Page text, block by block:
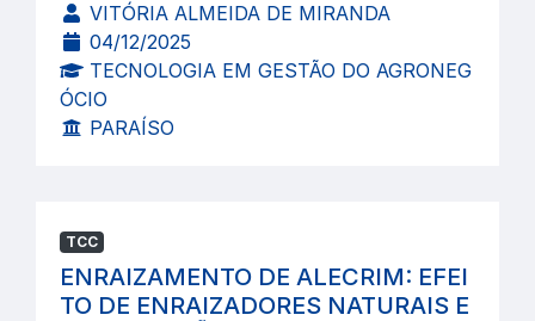
VITÓRIA ALMEIDA DE MIRANDA
04/12/2025
TECNOLOGIA EM GESTÃO DO AGRONEG
ÓCIO
PARAÍSO
TCC
ENRAIZAMENTO DE ALECRIM: EFEI
TO DE ENRAIZADORES NATURAIS E